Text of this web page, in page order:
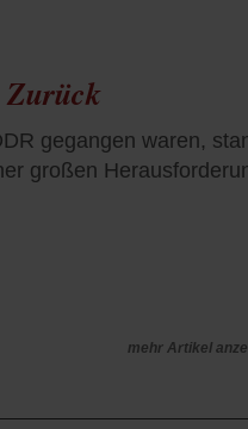
Zurück
gegangen waren,
großen
mehr Artikel